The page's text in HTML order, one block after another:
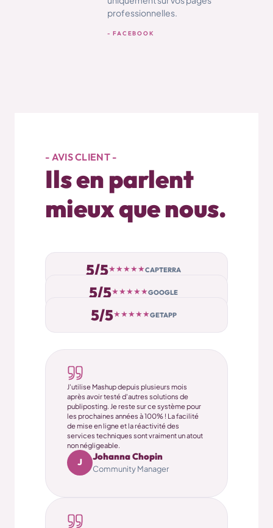
professionnelles.
- FACEBOOK
- AVIS CLIENT -
Ils en parlent
mieux que nous.
5/5★★★★★CAPTERRA
5/5★★★★★GOOGLE
5/5★★★★★GETAPP
J'utilise Mashup depuis plusieurs mois
après avoir testé d'autres solutions de
publiposting. Je reste sur ce système pour
les prochaines années à 100% ! La facilité
de mise en ligne et la réactivité des
services techniques sont vraiment un atout
non négligeable.
J
Johanna Chopin
Community Manager